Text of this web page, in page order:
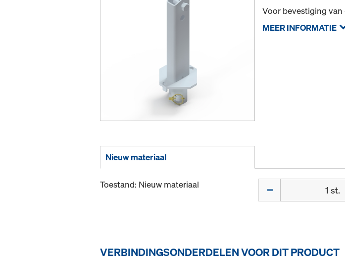
Voor bevestiging
MEER INFORMATIE
Nieuw materiaal
Toestand: Nieuw materiaal
VERBINDINGSONDERDELEN VOOR DIT PRODUCT